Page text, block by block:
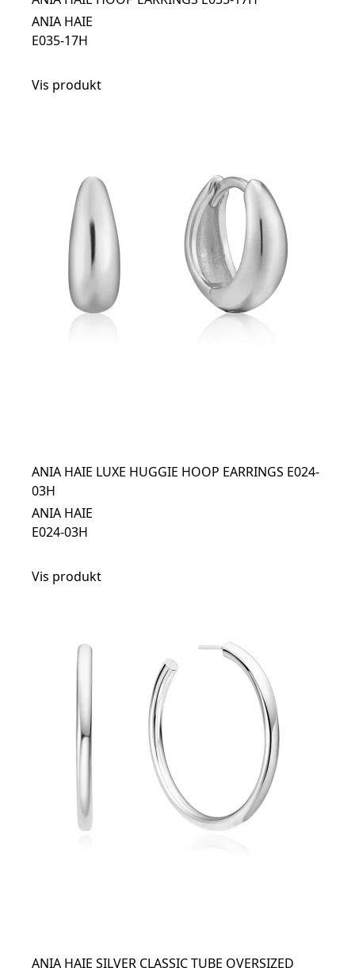
ANIA HAIE
E035-17H
Vis produkt
ANIA HAIE LUXE HUGGIE HOOP EARRINGS E024-
03H
ANIA HAIE
E024-03H
Vis produkt
ANIA HAIE SILVER CLASSIC TUBE OVERSIZED